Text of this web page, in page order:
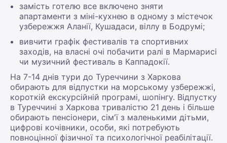
замість готелю все включено зняти
апартаменти з міні-кухнею в одному з містечок
узбережжя Аланії, Кушадаси, віллу в Бодрумі;
вивчити графік фестивалів та спортивних
заходів, на власні очі побачити ралі в Мармарисі
чи музичний фестиваль в Каппадокії.
На 7-14 днів тури до Туреччини з Харкова
обирають для відпустки на морському узбережжі,
короткій екскурсійній програмі, шопінгу. Відпустку
в Туреччині з Харкова тривалістю 21 день і більше
обирають пенсіонери, сім'ї з маленькими дітьми,
цифрові кочівники, особи, які потребують
повноцінної фізичної та психологічної реабілітації.